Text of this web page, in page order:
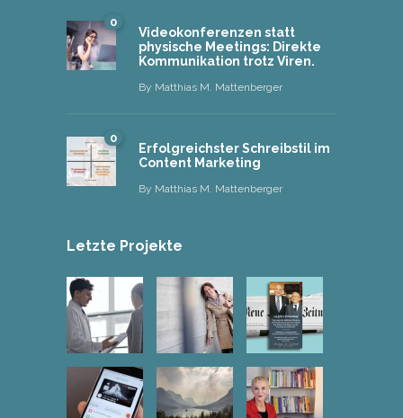
0
Videokonferenzen statt
physische Meetings: Direkte
Kommunikation trotz Viren.
By Matthias M. Mattenberger
0
Erfolgreichster Schreibstil im
Content Marketing
By Matthias M. Mattenberger
Letzte Projekte